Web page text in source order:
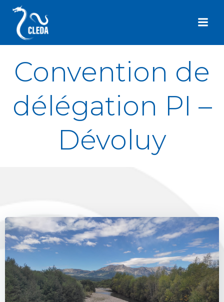
Convention de
délégation PI –
Dévoluy